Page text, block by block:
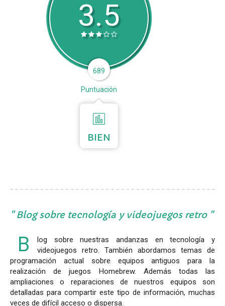
3.5
689
Puntuación
BIEN
Blog sobre tecnología y videojuegos retro
B
log sobre nuestras andanzas en tecnología y
videojuegos retro. También abordamos temas de
programación actual sobre equipos antiguos para la
realización de juegos Homebrew. Además todas las
ampliaciones o reparaciones de nuestros equipos son
detalladas para compartir este tipo de información, muchas
veces de difícil acceso o dispersa.